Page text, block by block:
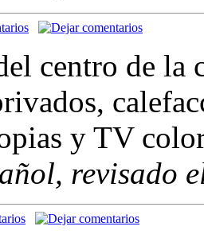
centro de la
y TV
revisado